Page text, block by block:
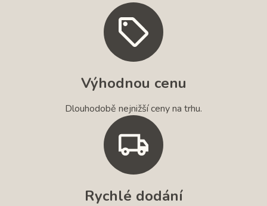
Výhodnou cenu
Dlouhodobě nejnižší ceny na trhu.
Rychlé dodání